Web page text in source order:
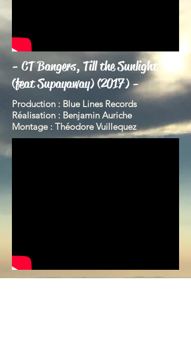
- CT Bangers, Till the Sunlight
(feat Supayaway)(2017) -
Production : Blue Lines Records
Réalisation : Benjamin Auriche
Montage : Théodore Vuillequez